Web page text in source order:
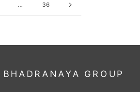
… 36
GROUP